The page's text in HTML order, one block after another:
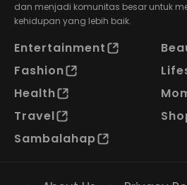
dan menjadi komunitas besar untuk
kehidupan yang lebih baik.
Entertainment
Fashion
Health
Travel
Sambalahap